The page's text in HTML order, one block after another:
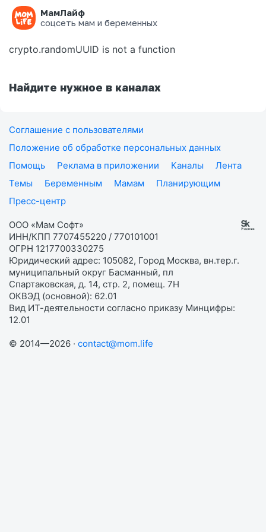
МамЛайф
соцсеть мам и беременных
Ошибка на странице
crypto.randomUUID is not a function
Найдите нужное в каналах
Соглашение с пользователями
Положение об обработке персональных данных
Помощь
Реклама в приложении Каналы
Лента
Темы
Беременным Мамам
Планирующим
Пресс-центр
ООО «Мам Софт»
ИНН/КПП 7707455220 / 770101001
ОГРН 1217700330275
Юридический адрес: 105082, Город Москва, вн.тер.г.
муниципальный округ Басманный, пл
Спартаковская, д. 14, стр. 2, помещ. 7Н
ОКВЭД (основной): 62.01
Вид ИТ-деятельности согласно приказу Минцифры:
12.01
© 2014—2026 · contact@mom.life